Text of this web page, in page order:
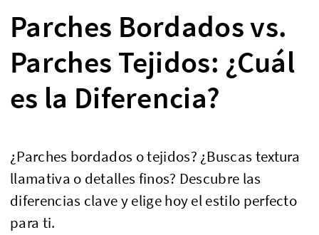
Parches Bordados vs.
Parches Tejidos: ¿Cuál
es la Diferencia?
¿Parches bordados o tejidos? ¿Buscas textura
llamativa o detalles finos? Descubre las
diferencias clave y elige hoy el estilo perfecto
para ti.